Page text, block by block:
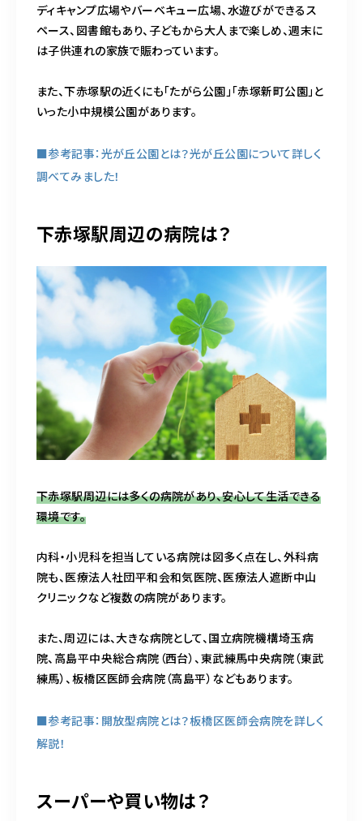
ディキャンプ広場やバーベキュー広場、水遊びができるス
ペース、図書館もあり、子どもから大人まで楽しめ、週末に
は子供連れの家族で賑わっています。
また、下赤塚駅の近くにも「たがら公園」「赤塚新町公園」と
いった小中規模公園があります。
■参考記事：光が丘公園とは？光が丘公園について詳しく
調べてみました！
下赤塚駅周辺の病院は？
下赤塚駅周辺には多くの病院があり、安心して生活できる
環境です。
内科・小児科を担当している病院は図多く点在し、外科病
院も、医療法人社団平和会和気医院、医療法人遮断中山
クリニックなど複数の病院があります。
また、周辺には、大きな病院として、国立病院機構埼玉病
院、高島平中央総合病院（西台）、東武練馬中央病院（東武
練馬）、板橋区医師会病院（高島平）などもあります。
■参考記事：開放型病院とは？板橋区医師会病院を詳しく
解説！
スーパーや買い物は？